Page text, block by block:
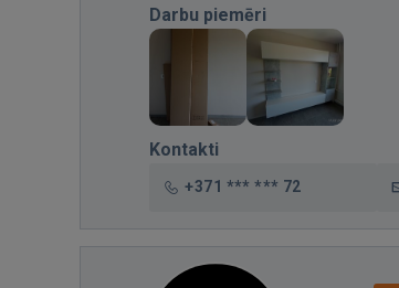
Darbu piemēri
Kontakti
+371 *** *** 72